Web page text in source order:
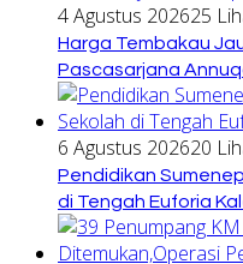
4 Agustus 202625
Harga Tembakau
Pascasarjana
6 Agustus 202620
Pendidikan
di Tengah Euforia